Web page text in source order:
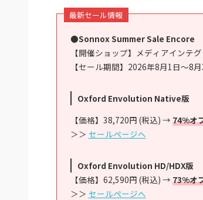
最新セール情報
●Sonnox Summer Sale Encore
【開催ショップ】メディアインテ
【セール期間】2026年8月1日〜8
Oxford Envolution Native版
【価格】38,720円 (税込) → 74%オ
＞＞ セールページへ
Oxford Envolution HD/HDX版
【価格】62,590円 (税込) → 73%オ
＞＞ セールページへ